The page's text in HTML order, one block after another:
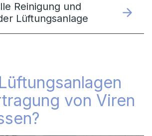
Reinigung und
Lüftungsanlage
von Viren